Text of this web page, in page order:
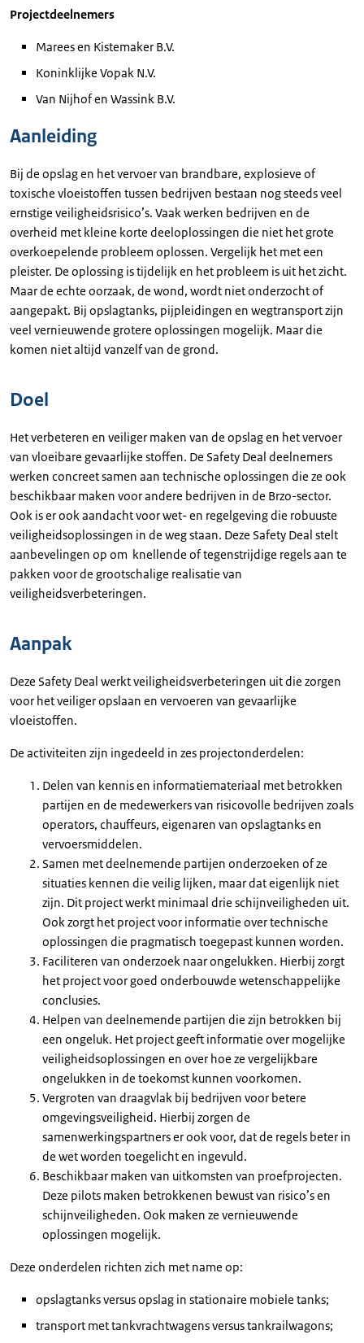
Projectdeelnemers
Marees en Kistemaker B.V.
Koninklijke Vopak N.V.
Van Nijhof en Wassink B.V.
Aanleiding
Bij de opslag en het vervoer van brandbare, explosieve of
toxische vloeistoffen tussen bedrijven bestaan nog steeds veel
ernstige veiligheidsrisico’s. Vaak werken bedrijven en de
overheid met kleine korte deeloplossingen die niet het grote
overkoepelende probleem oplossen. Vergelijk het met een
pleister. De oplossing is tijdelijk en het probleem is uit het zicht.
Maar de echte oorzaak, de wond, wordt niet onderzocht of
aangepakt. Bij opslagtanks, pijpleidingen en wegtransport zijn
veel vernieuwende grotere oplossingen mogelijk. Maar die
komen niet altijd vanzelf van de grond.
Doel
Het verbeteren en veiliger maken van de opslag en het vervoer
van vloeibare gevaarlijke stoffen. De Safety Deal deelnemers
werken concreet samen aan technische oplossingen die ze ook
beschikbaar maken voor andere bedrijven in de Brzo-sector.
Ook is er ook aandacht voor wet- en regelgeving die robuuste
veiligheidsoplossingen in de weg staan. Deze Safety Deal stelt
aanbevelingen op om knellende of tegenstrijdige regels aan te
pakken voor de grootschalige realisatie van
veiligheidsverbeteringen.
Aanpak
Deze Safety Deal werkt veiligheidsverbeteringen uit die zorgen
voor het veiliger opslaan en vervoeren van gevaarlijke
vloeistoffen.
De activiteiten zijn ingedeeld in zes projectonderdelen:
Delen van kennis en informatiemateriaal met betrokken
partijen en de medewerkers van risicovolle bedrijven zoals
operators, chauffeurs, eigenaren van opslagtanks en
vervoersmiddelen.
Samen met deelnemende partijen onderzoeken of ze
situaties kennen die veilig lijken, maar dat eigenlijk niet
zijn. Dit project werkt minimaal drie schijnveiligheden uit.
Ook zorgt het project voor informatie over technische
oplossingen die pragmatisch toegepast kunnen worden.
Faciliteren van onderzoek naar ongelukken. Hierbij zorgt
het project voor goed onderbouwde wetenschappelijke
conclusies.
Helpen van deelnemende partijen die zijn betrokken bij
een ongeluk. Het project geeft informatie over mogelijke
veiligheidsoplossingen en over hoe ze vergelijkbare
ongelukken in de toekomst kunnen voorkomen.
Vergroten van draagvlak bij bedrijven voor betere
omgevingsveiligheid. Hierbij zorgen de
samenwerkingspartners er ook voor, dat de regels beter in
de wet worden toegelicht en ingevuld.
Beschikbaar maken van uitkomsten van proefprojecten.
Deze pilots maken betrokkenen bewust van risico’s en
schijnveiligheden. Ook maken ze vernieuwende
oplossingen mogelijk.
Deze onderdelen richten zich met name op:
opslagtanks versus opslag in stationaire mobiele tanks;
transport met tankvrachtwagens versus tankrailwagons;